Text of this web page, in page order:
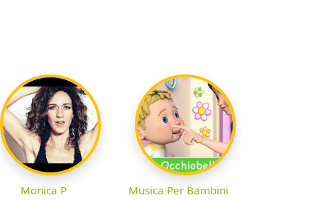
Monica P Musica Per Bambini